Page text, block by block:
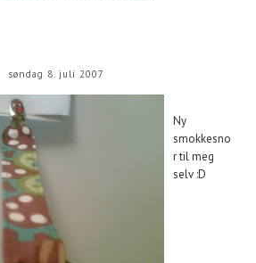
søndag 8. juli 2007
Ny
smokkesno
r til meg
selv :D